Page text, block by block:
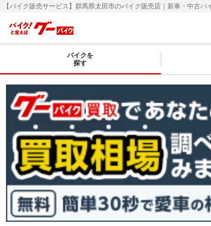
【バイク販売サービス】群馬県太田市のバイク販売店｜新車・中古バ
バイクを
探す